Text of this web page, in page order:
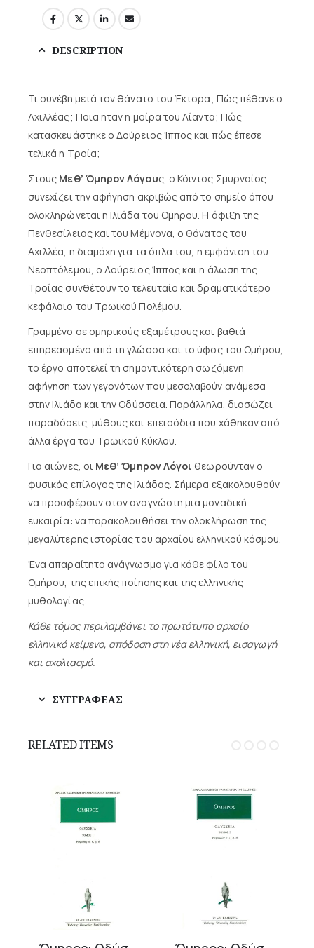
DESCRIPTION
Τι συνέβη μετά τον θάνατο του Έκτορα; Πώς πέθανε ο
Αχιλλέας; Ποια ήταν η μοίρα του Αίαντα; Πώς
κατασκευάστηκε ο Δούρειος Ίππος και πώς έπεσε
τελικά η Τροία;
Στους Μεθ’ Όμηρον Λόγους, ο Κόιντος Σμυρναίος
συνεχίζει την αφήγηση ακριβώς από το σημείο όπου
ολοκληρώνεται η Ιλιάδα του Ομήρου. Η άφιξη της
Πενθεσίλειας και του Μέμνονα, ο θάνατος του
Αχιλλέα, η διαμάχη για τα όπλα του, η εμφάνιση του
Νεοπτόλεμου, ο Δούρειος Ίππος και η άλωση της
Τροίας συνθέτουν το τελευταίο και δραματικότερο
κεφάλαιο του Τρωικού Πολέμου.
Γραμμένο σε ομηρικούς εξαμέτρους και βαθιά
επηρεασμένο από τη γλώσσα και το ύφος του Ομήρου,
το έργο αποτελεί τη σημαντικότερη σωζόμενη
αφήγηση των γεγονότων που μεσολαβούν ανάμεσα
στην Ιλιάδα και την Οδύσσεια. Παράλληλα, διασώζει
παραδόσεις, μύθους και επεισόδια που χάθηκαν από
άλλα έργα του Τρωικού Κύκλου.
Για αιώνες, οι Μεθ’ Όμηρον Λόγοι θεωρούνταν ο
φυσικός επίλογος της Ιλιάδας. Σήμερα εξακολουθούν
να προσφέρουν στον αναγνώστη μια μοναδική
ευκαιρία: να παρακολουθήσει την ολοκλήρωση της
μεγαλύτερης ιστορίας του αρχαίου ελληνικού κόσμου.
Ένα απαραίτητο ανάγνωσμα για κάθε φίλο του
Ομήρου, της επικής ποίησης και της ελληνικής
μυθολογίας.
Κάθε τόμος περιλαμβάνει το πρωτότυπο αρχαίο
ελληνικό κείμενο, απόδοση στη νέα ελληνική, εισαγωγή
και σχολιασμό.
ΣΥΓΓΡΑΦΕΑΣ
RELATED ITEMS